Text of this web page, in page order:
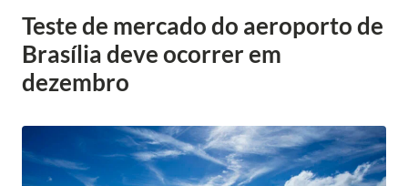
Teste de mercado do aeroporto de
Brasília deve ocorrer em
dezembro